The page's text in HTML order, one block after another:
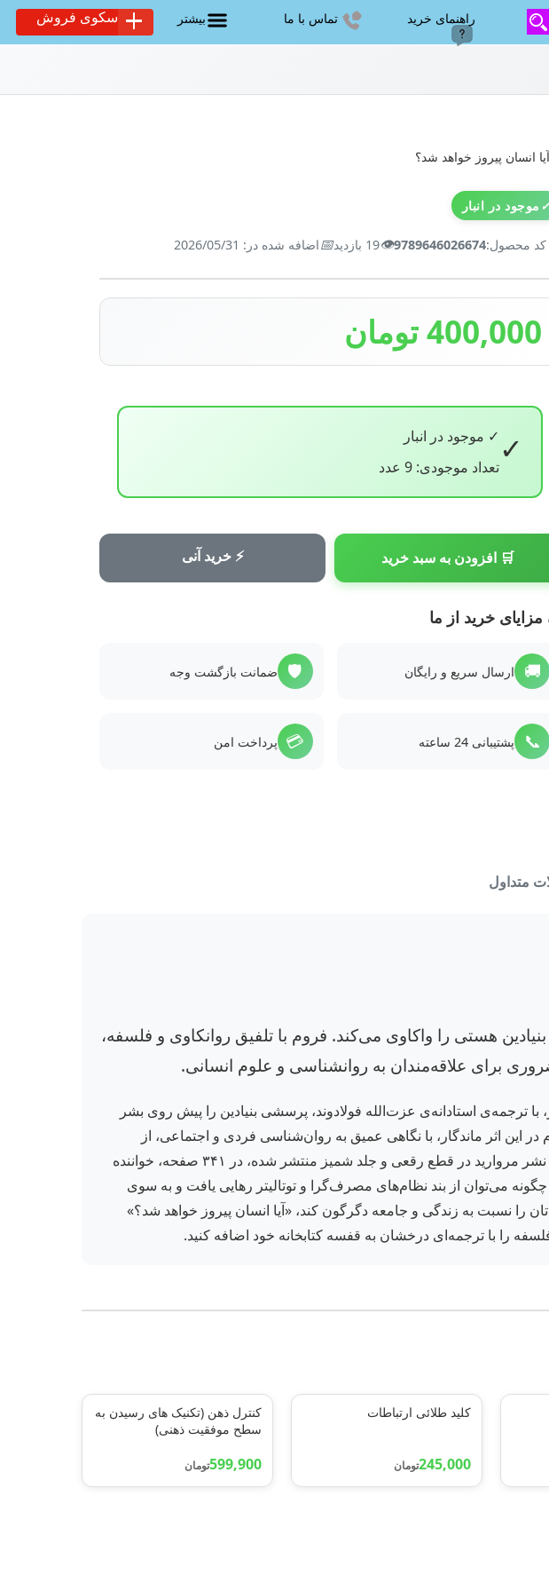
راهنمای خرید تماس با ما بیشتر سکوی فروش
آیا انسان پیروز خواهد شد؟
✓ موجود در انبار
کد محصول:9789646026674
👁️19 بازدید 📅اضافه شده در: 2026/05/31
400,000 تومان
✓ ✓ موجود در انبار
تعداد موجودی: 9 عدد
🛒 افزودن به سبد خرید ⚡ خرید آنی
مزایای خرید از ما
🚚 ارسال سریع و رایگان 🛡️ ضمانت بازگشت وجه
📞 پشتیبانی 24 ساعته 💳 پرداخت امن
متداول
هستی را واکاوی می‌کند. فروم با تلفیق روانکاوی و فلسفه،
برای علاقه‌مندان به روانشناسی و علوم انسانی.
ترجمه‌ی استادانه‌ی عزت‌الله فولادوند، پرسشی بنیادین را پیش روی بشر
این اثر ماندگار، با نگاهی عمیق به روان‌شناسی فردی و اجتماعی، از
ظرفیت‌های نهفته در انسان برای انتخاب عشق، عقل و آزادی سخن می‌گوید. این کتاب که توسط نشر مروارید در قطع رقعی و جلد شمیز منتشر شده، در ۳۴۱ صفحه، خواننده
می‌توان از بند نظام‌های مصرف‌گرا و توتالیتر رهایی یافت و به سوی
را نسبت به زندگی و جامعه دگرگون کند، «آیا انسان پیروز خواهد شد؟»
را با ترجمه‌ای درخشان به قفسه کتابخانه خود اضافه کنید.
کلید طلائی ارتباطات
245,000تومان
کنترل ذهن (تکنیک های رسیدن به
سطح موفقیت ذهنی)
599,900تومان